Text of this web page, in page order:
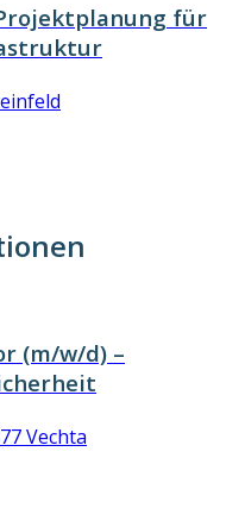
für
(m/w/d) –
Vechta